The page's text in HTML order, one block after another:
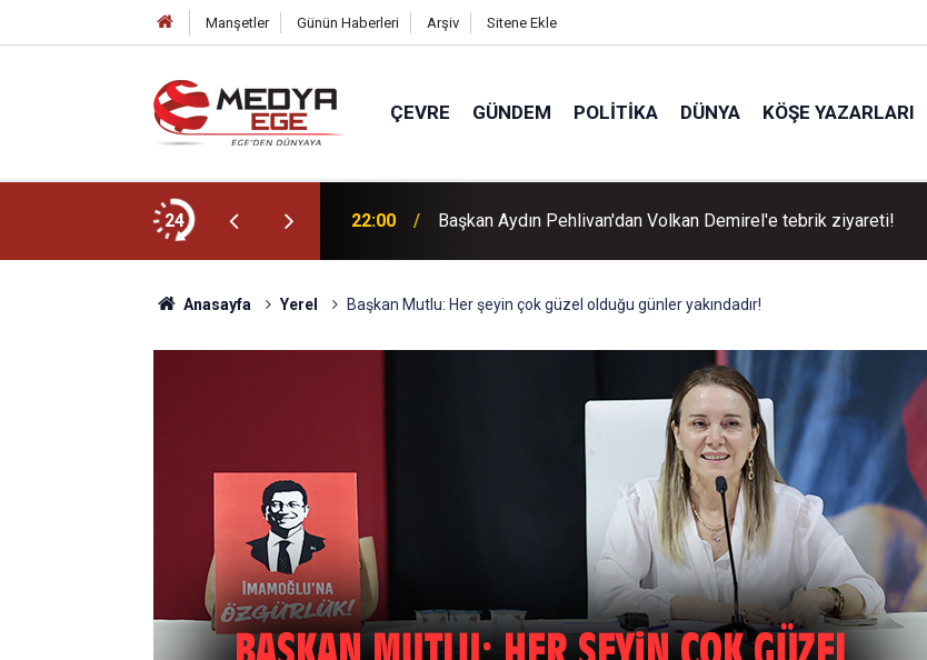
Manşetler Günün Haberleri Arşiv Sitene Ekle
ÇEVRE GÜNDEM POLITIKA DÜNYA KÖŞE YAZARLARI
24 22:00 Başkan Aydın Pehlivan'dan Volkan Demirel'e tebrik ziyareti!
Anasayfa Yerel Başkan Mutlu: Her şeyin çok güzel olduğu günler yakındadır!